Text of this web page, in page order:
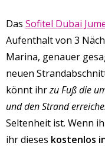
Das Sofitel Dubai
Aufenthalt von 3
Marina, genauer
neuen
könnt ihrzu Fuß die
und den Strand
Seltenheit ist. Wenn
ihr dieses kostenlos